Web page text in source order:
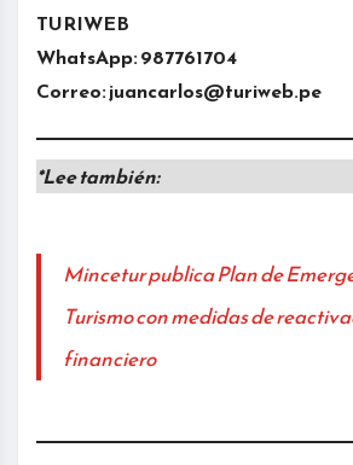
TURIWEB
WhatsApp: 987761704
Correo: juancarlos@turiweb.pe
*Lee también:
Mincetur publica Plan de
Turismo con medidas de
financiero